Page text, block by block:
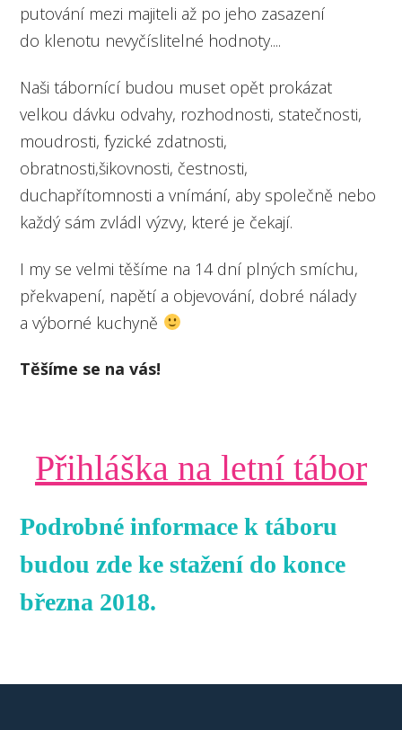
putování mezi majiteli až po jeho zasazení
do klenotu nevyčíslitelné hodnoty....
Naši tábornící budou muset opět prokázat
velkou dávku odvahy, rozhodnosti, statečnosti,
moudrosti, fyzické zdatnosti,
obratnosti,šikovnosti, čestnosti,
duchapřítomnosti a vnímání, aby společně nebo
každý sám zvládl výzvy, které je čekají.
I my se velmi těšíme na 14 dní plných smíchu,
překvapení, napětí a objevování, dobré nálady
a výborné kuchyně
Těšíme se na vás!
Přihláška na letní tábor
Podrobné informace k táboru
budou zde ke stažení do konce
března 2018.